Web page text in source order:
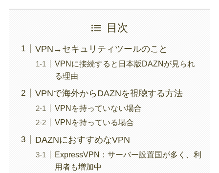
目次
VPN→セキュリティツールのこと
VPNに接続すると日本版DAZNが見られ
る理由
VPNで海外からDAZNを視聴する方法
VPNを持っていない場合
VPNを持っている場合
DAZNにおすすめなVPN
ExpressVPN：サーバー設置国が多く、利
用者も増加中